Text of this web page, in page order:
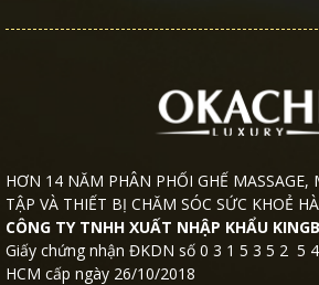
HƠN 14 NĂM PHÂN PHỐI GHẾ MASSAGE,
TẬP VÀ THIẾT BỊ CHĂM SÓC SỨC KHOẺ
CÔNG TY TNHH XUẤT NHẬP KHẨU
Giấy chứng nhận ĐKDN số 0 3 1 5 3 5 2 5
HCM cấp ngày 26/10/2018